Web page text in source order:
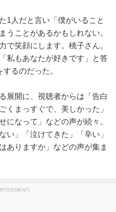
1人だと言い「僕がいること
うことがあるかもしれない。
で笑顔にします。桃子さん。
私もあなたが好きです」と答
るのだった。
展開に、視聴者からは「告白
くまっすぐで、美しかった」
になって」などの声が続々。
い」「泣けてきた」「辛い」
ありますか」などの声が集ま